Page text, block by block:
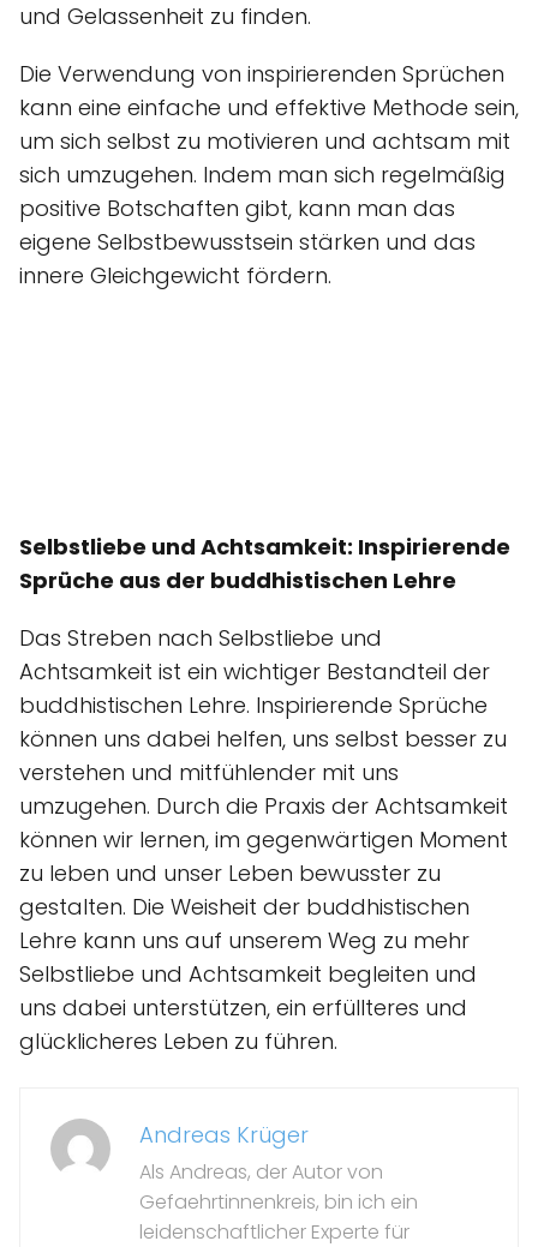
und Gelassenheit zu finden.
Die Verwendung von inspirierenden Sprüchen
kann eine einfache und effektive Methode sein,
um sich selbst zu motivieren und achtsam mit
sich umzugehen. Indem man sich regelmäßig
positive Botschaften gibt, kann man das
eigene Selbstbewusstsein stärken und das
innere Gleichgewicht fördern.
Selbstliebe und Achtsamkeit: Inspirierende
Sprüche aus der buddhistischen Lehre
Das Streben nach Selbstliebe und
Achtsamkeit ist ein wichtiger Bestandteil der
buddhistischen Lehre. Inspirierende Sprüche
können uns dabei helfen, uns selbst besser zu
verstehen und mitfühlender mit uns
umzugehen. Durch die Praxis der Achtsamkeit
können wir lernen, im gegenwärtigen Moment
zu leben und unser Leben bewusster zu
gestalten. Die Weisheit der buddhistischen
Lehre kann uns auf unserem Weg zu mehr
Selbstliebe und Achtsamkeit begleiten und
uns dabei unterstützen, ein erfüllteres und
glücklicheres Leben zu führen.
Andreas Krüger
Als Andreas, der Autor von
Gefaehrtinnenkreis, bin ich ein
leidenschaftlicher Experte für